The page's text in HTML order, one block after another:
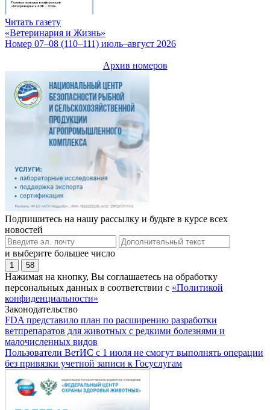
Читать газету
«Ветеринария и Жизнь»
Номер 07–08 (110–111) июль–август 2026
Архив номеров
Подпишитесь на нашу рассылку и будьте в курсе всех
новостей
и выберите большее число
1 58
Нажимая на кнопку, Вы соглашаетесь на обработку
персональных данных в соответствии с «Политикой
конфиденциальности»
Законодательство
FDA представило план по расширению разработки
ветпрепаратов для животных с редкими болезнями и
малочисленных видов
Пользователи ВетИС с 1 июля не смогут выполнять операции
без привязки учетной записи к Госуслугам